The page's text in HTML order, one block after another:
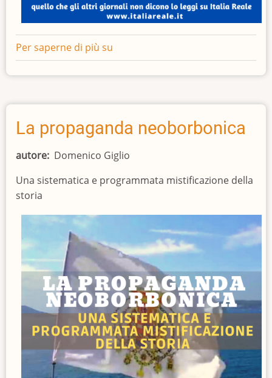
Per saperne di più su
Ordini
Dinastici
Real
Casa
di
Savoia
un
Ufficiale
La propaganda neoborbonica
autore Domenico Giglio
Una sistematica e programmata mistificazione della
storia